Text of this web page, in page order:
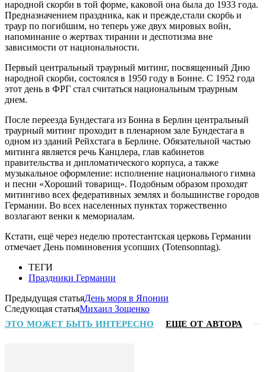
народной скорби в той форме, каковой она была до 1933 года.
Предназначением праздника, как и прежде,стали скорбь и
траур по погибшим, но теперь уже двух мировых войн,
напоминание о жертвах тирании и деспотизма вне
зависимости от национальности.
Первый центральный траурный митинг, посвященный Дню
народной скорби, состоялся в 1950 году в Бонне. С 1952 года
этот день в ФРГ стал считаться национальным траурным
днем.
После переезда Бундестага из Бонна в Берлин центральный
траурный митинг проходит в пленарном зале Бундестага в
одном из зданий Рейхстага в Берлине. Обязательной частью
митинга является речь Канцлера, глав кабинетов
правительства и дипломатического корпуса, а также
музыкальное оформление: исполнение национального гимна
и песни «Хороший товарищ». Подобным образом проходят
митингиво всех федеративных землях и большинстве городов
Германии. Во всех населенных пунктах торжественно
возлагают венки к мемориалам.
Кстати, ещё через неделю протестантская церковь Германии
отмечает День поминовения усопших (Totensonntag).
ТЕГИ
Праздники Германии
Предыдущая статьяДень моря в Японии
Следующая статьяМихаил Зощенко
ЭТО МОЖЕТ БЫТЬ ИНТЕРЕСНО ЕЩЕ ОТ АВТОРА